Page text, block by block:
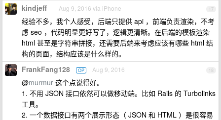
17
kindjeff Aug 9, 2016 via iPhone
经验不多，我个人感受，后端只提供 api ，前端负责渲染，不考
虑 seo ，代码明显更好写了，逻辑更清晰。在后端的模板渲染
html 甚至是字符串拼接，还需要后端来考虑应该有哪些 html 结
构的页面，结构应该是什么样的。
18
FrankFang128 OP Aug 9, 2016
@murmur 这个点说得好。
1. 不用 JSON 接口依然可以做移动端。比如 Rails 的 Turbolinks
工具。
2. 一个数据接口有两个展示形态（ JSON 和 HTML ）是很容易